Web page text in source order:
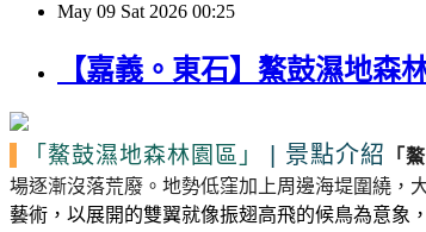
May 09 Sat 2026 00:25
【嘉義。東石】鰲鼓濕地森
「鰲鼓濕地森林園區」 景點介紹 「
場逐漸沒落荒廢。 地勢低窪加上周邊海堤圍繞，
藝術，以展開的雙翼就像振翅高飛的候鳥為意象